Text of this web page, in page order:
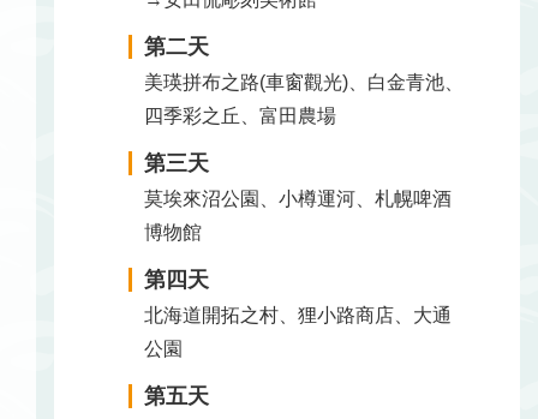
第二天
美瑛拼布之路(車窗觀光)、白金青池、
四季彩之丘、富田農場
第三天
莫埃來沼公園、小樽運河、札幌啤酒
博物館
第四天
北海道開拓之村、狸小路商店、大通
公園
第五天